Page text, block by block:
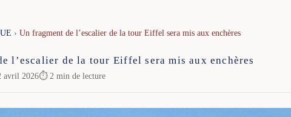
› Un fragment de l’escalier de la tour Eiffel sera mis aux enchères
l’escalier de la tour Eiffel sera mis aux enchères
avril 2026⏱ 2 min de lecture